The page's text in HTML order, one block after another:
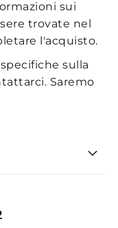
sui
trovate nel
l'acquisto.
sulla
Saremo